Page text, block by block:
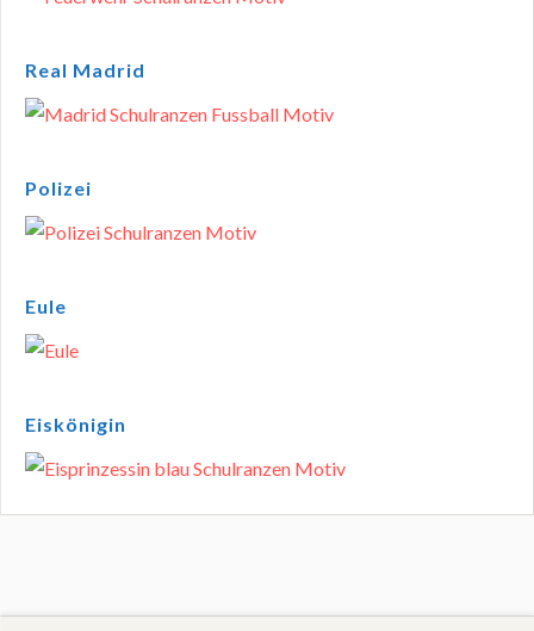
Real Madrid
Polizei
Eule
Eiskönigin